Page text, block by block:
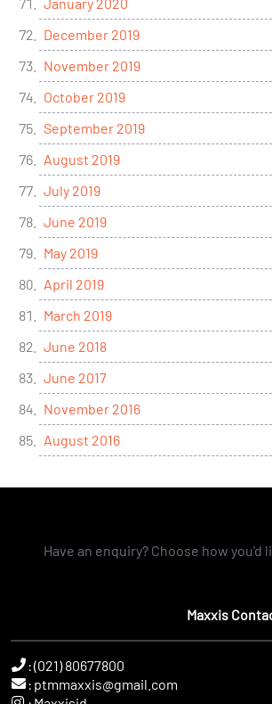
December 2019
November 2019
October 2019
September 2019
August 2019
July 2019
June 2019
May 2019
April 2019
March 2019
June 2018
June 2017
November 2016
August 2016
Have an enquiry? Choose how
Maxxis
:(021) 80677800
: ptmmaxxis@gmail.com